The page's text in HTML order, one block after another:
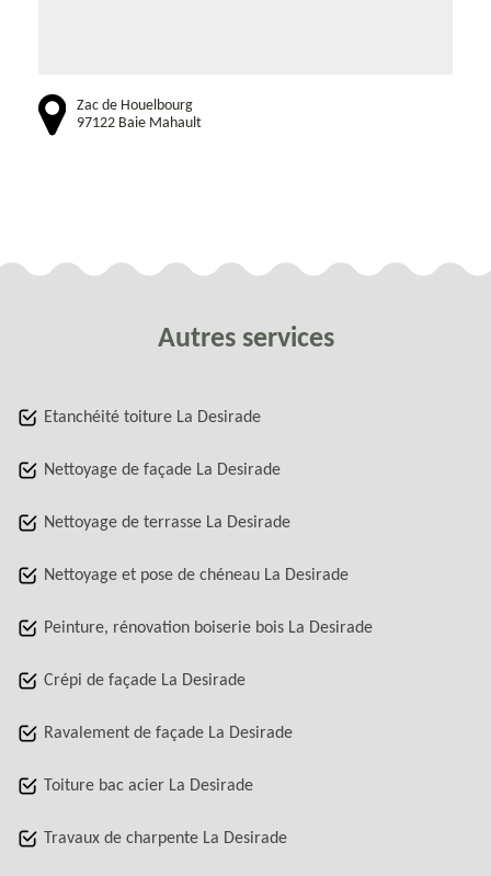
Zac de Houelbourg
97122 Baie Mahault
Autres services
Etanchéité toiture La Desirade
Nettoyage de façade La Desirade
Nettoyage de terrasse La Desirade
Nettoyage et pose de chéneau La Desirade
Peinture, rénovation boiserie bois La Desirade
Crépi de façade La Desirade
Ravalement de façade La Desirade
Toiture bac acier La Desirade
Travaux de charpente La Desirade